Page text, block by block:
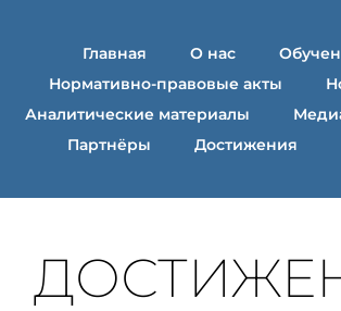
Главная О нас
Нормативно-правовые акты
Аналитические материалы
Партнёры
Достижения